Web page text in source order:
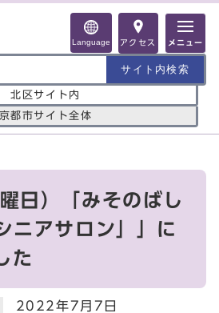
Language アクセス メニュー
北区サイト内
京都市サイト全体
日）「みそのばし
ニアサロン」」に
た
2022年7月7日